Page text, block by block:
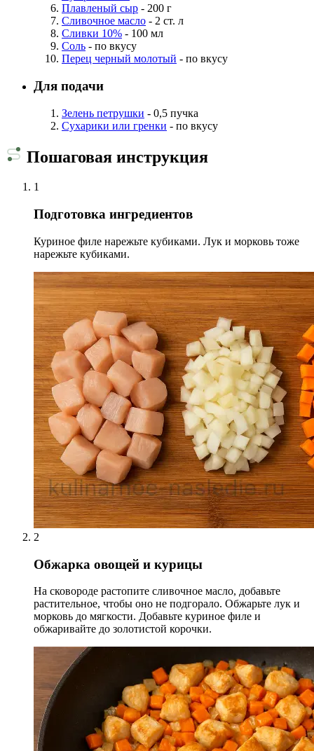
Плавленый сыр - 200 г
Сливочное масло - 2 ст. л
Сливки 10% - 100 мл
Соль - по вкусу
Перец черный молотый - по вкусу
Для подачи
Зелень петрушки - 0,5 пучка
Сухарики или гренки - по вкусу
Пошаговая инструкция
1
Подготовка ингредиентов
Куриное филе нарежьте кубиками. Лук и морковь тоже
нарежьте кубиками.
2
Обжарка овощей и курицы
На сковороде растопите сливочное масло, добавьте
растительное, чтобы оно не подгорало. Обжарьте лук и
морковь до мягкости. Добавьте куриное филе и
обжаривайте до золотистой корочки.